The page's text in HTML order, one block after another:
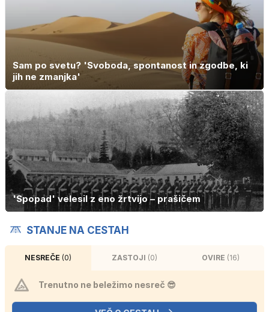
Sam po svetu? 'Svoboda, spontanost in zgodbe, ki
jih ne zmanjka'
'Spopad' velesil z eno žrtvijo – prašičem
STANJE NA CESTAH
NESREČE (0) ZASTOJI (0) OVIRE (16)
Trenutno ne beležimo nesreč 😎